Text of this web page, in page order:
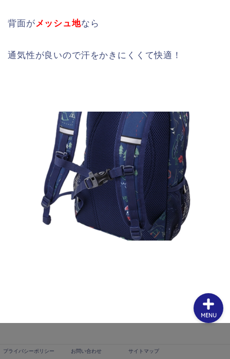
背面がメッシュ地なら
通気性が良いので汗をかきにくくて快適！
プライバシーポリシー お問い合わせ サイトマップ
MENU
プライバシーポリシー
お問い合わせ